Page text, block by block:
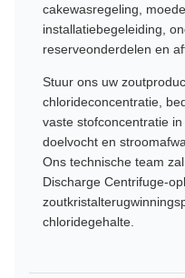
cakewasregeling,
installatiebegeleiding,
reserveonderdelen en
Stuur ons uw
chlorideconcentratie,
vaste stofconcentratie
doelvocht en
Ons technische team
Discharge Centrifuge-
chloridegehalte.